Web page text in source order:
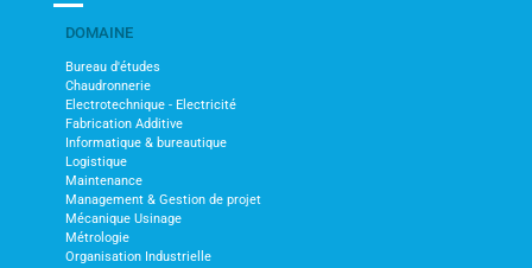
DOMAINE
Bureau d'études
Chaudronnerie
Electrotechnique - Electricité
Fabrication Additive
Informatique & bureautique
Logistique
Maintenance
Management & Gestion de projet
Mécanique Usinage
Métrologie
Organisation Industrielle